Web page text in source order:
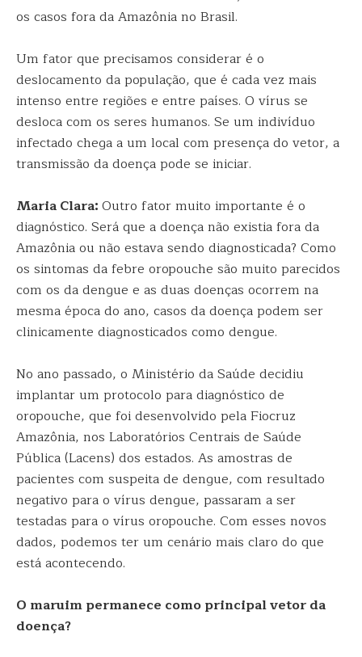
os casos fora da Amazônia no Brasil.
Um fator que precisamos considerar é o
deslocamento da população, que é cada vez mais
intenso entre regiões e entre países. O vírus se
desloca com os seres humanos. Se um indivíduo
infectado chega a um local com presença do vetor, a
transmissão da doença pode se iniciar.
Maria Clara:Outro fator muito importante é o
diagnóstico. Será que a doença não existia fora da
Amazônia ou não estava sendo diagnosticada? Como
os sintomas da febre oropouche são muito parecidos
com os da dengue e as duas doenças ocorrem na
mesma época do ano, casos da doença podem ser
clinicamente diagnosticados como dengue.
No ano passado, o Ministério da Saúde decidiu
implantar um protocolo para diagnóstico de
oropouche, que foi desenvolvido pela Fiocruz
Amazônia, nos Laboratórios Centrais de Saúde
Pública (Lacens) dos estados. As amostras de
pacientes com suspeita de dengue, com resultado
negativo para o vírus dengue, passaram a ser
testadas para o vírus oropouche. Com esses novos
dados, podemos ter um cenário mais claro do que
está acontecendo.
O maruim permanece como principal vetor da
doença?